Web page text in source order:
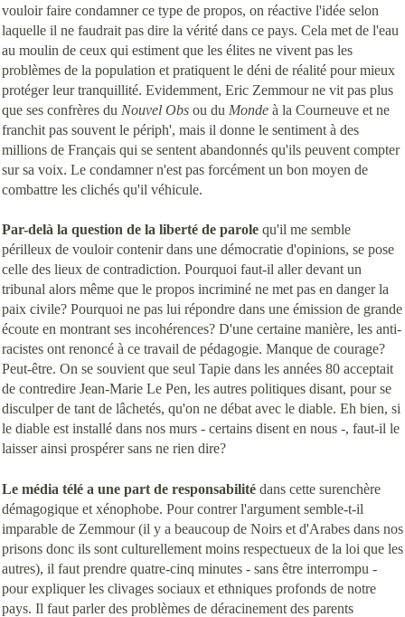
vouloir faire condamner ce type de propos, on réactive l'idée selon
laquelle il ne faudrait pas dire la vérité dans ce pays. Cela met de l'eau
au moulin de ceux qui estiment que les élites ne vivent pas les
problèmes de la population et pratiquent le déni de réalité pour mieux
protéger leur tranquillité. Evidemment, Eric Zemmour ne vit pas plus
que ses confrères du Nouvel Obs ou du Monde à la Courneuve et ne
franchit pas souvent le périph', mais il donne le sentiment à des
millions de Français qui se sentent abandonnés qu'ils peuvent compter
sur sa voix. Le condamner n'est pas forcément un bon moyen de
combattre les clichés qu'il véhicule.
Par-delà la question de la liberté de parole qu'il me semble
périlleux de vouloir contenir dans une démocratie d'opinions, se pose
celle des lieux de contradiction. Pourquoi faut-il aller devant un
tribunal alors même que le propos incriminé ne met pas en danger la
paix civile? Pourquoi ne pas lui répondre dans une émission de grande
écoute en montrant ses incohérences? D'une certaine manière, les anti-
racistes ont renoncé à ce travail de pédagogie. Manque de courage?
Peut-être. On se souvient que seul Tapie dans les années 80 acceptait
de contredire Jean-Marie Le Pen, les autres politiques disant, pour se
disculper de tant de lâchetés, qu'on ne débat avec le diable. Eh bien, si
le diable est installé dans nos murs - certains disent en nous -, faut-il le
laisser ainsi prospérer sans ne rien dire?
Le média télé a une part de responsabilité dans cette surenchère
démagogique et xénophobe. Pour contrer l'argument semble-t-il
imparable de Zemmour (il y a beaucoup de Noirs et d'Arabes dans nos
prisons donc ils sont culturellement moins respectueux de la loi que les
autres), il faut prendre quatre-cinq minutes - sans être interrompu -
pour expliquer les clivages sociaux et ethniques profonds de notre
pays. Il faut parler des problèmes de déracinement des parents